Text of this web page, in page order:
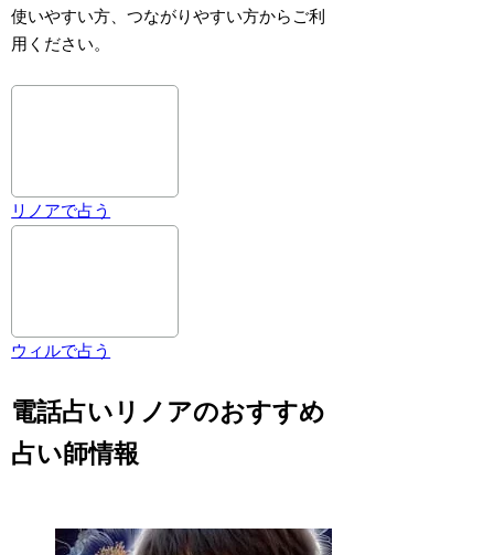
使いやすい方、つながりやすい方からご利
用ください。
リノアで占う
ウィルで占う
電話占いリノアのおすすめ
占い師情報